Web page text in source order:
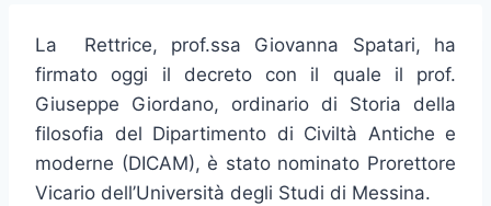
La Rettrice, prof.ssa Giovanna Spatari, ha
firmato oggi il decreto con il quale il prof.
Giuseppe Giordano, ordinario di Storia della
filosofia del Dipartimento di Civiltà Antiche e
moderne (DICAM), è stato nominato Prorettore
Vicario dell’Università degli Studi di Messina.